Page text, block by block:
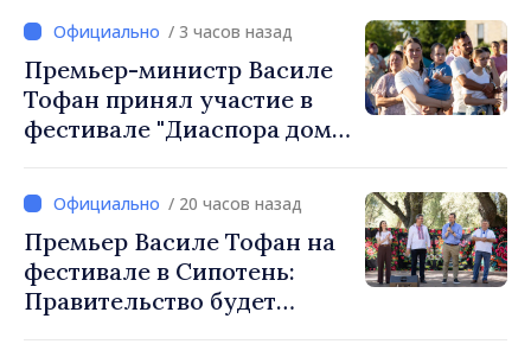
много может сделать
сообщество, когда есть
инициатива, труд и
предпринимательский дух
/ 3 часов назад
Премьер-министр Василе
Тофан принял участие в
фестивале "Диаспора дома"
/ 20 часов назад
Премьер Василе Тофан на
фестивале в Сипотень:
Правительство будет